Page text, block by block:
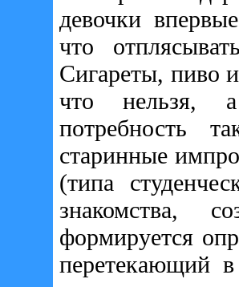
девочки
что
Сигареты, пиво
что нельзя, а
потребность
старинные
(типа
знакомства,
формируется
перетекающий